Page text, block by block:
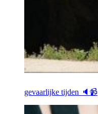
gevaarlijke tijden 🔈📹